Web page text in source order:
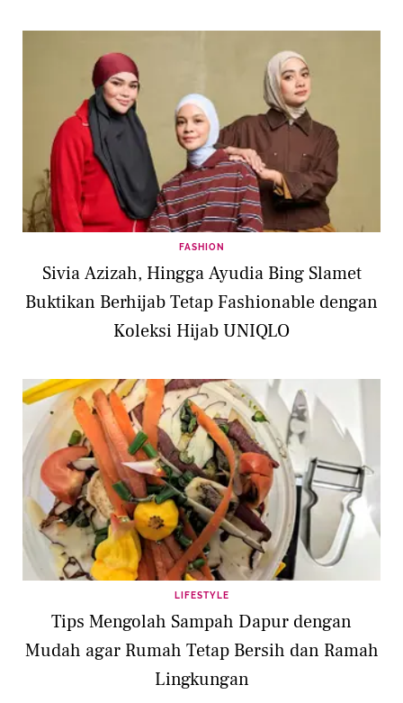
FASHION
Sivia Azizah, Hingga Ayudia Bing Slamet
Buktikan Berhijab Tetap Fashionable dengan
Koleksi Hijab UNIQLO
LIFESTYLE
Tips Mengolah Sampah Dapur dengan
Mudah agar Rumah Tetap Bersih dan Ramah
Lingkungan